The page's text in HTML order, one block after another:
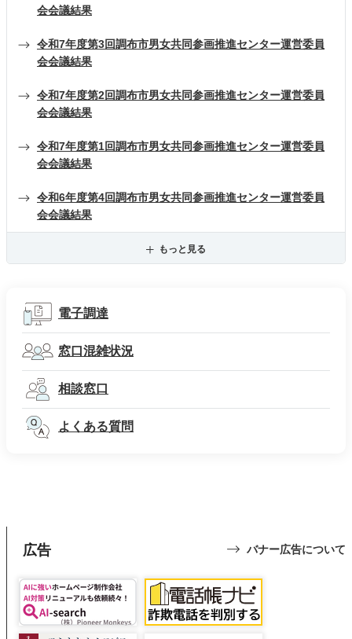
会会議結果
令和7年度第3回調布市男女共同参画推進センター運営委員
会会議結果
令和7年度第2回調布市男女共同参画推進センター運営委員
会会議結果
令和7年度第1回調布市男女共同参画推進センター運営委員
会会議結果
令和6年度第4回調布市男女共同参画推進センター運営委員
会会議結果
もっと見る
電子調達
窓口混雑状況
相談窓口
よくある質問
広告 バナー広告について